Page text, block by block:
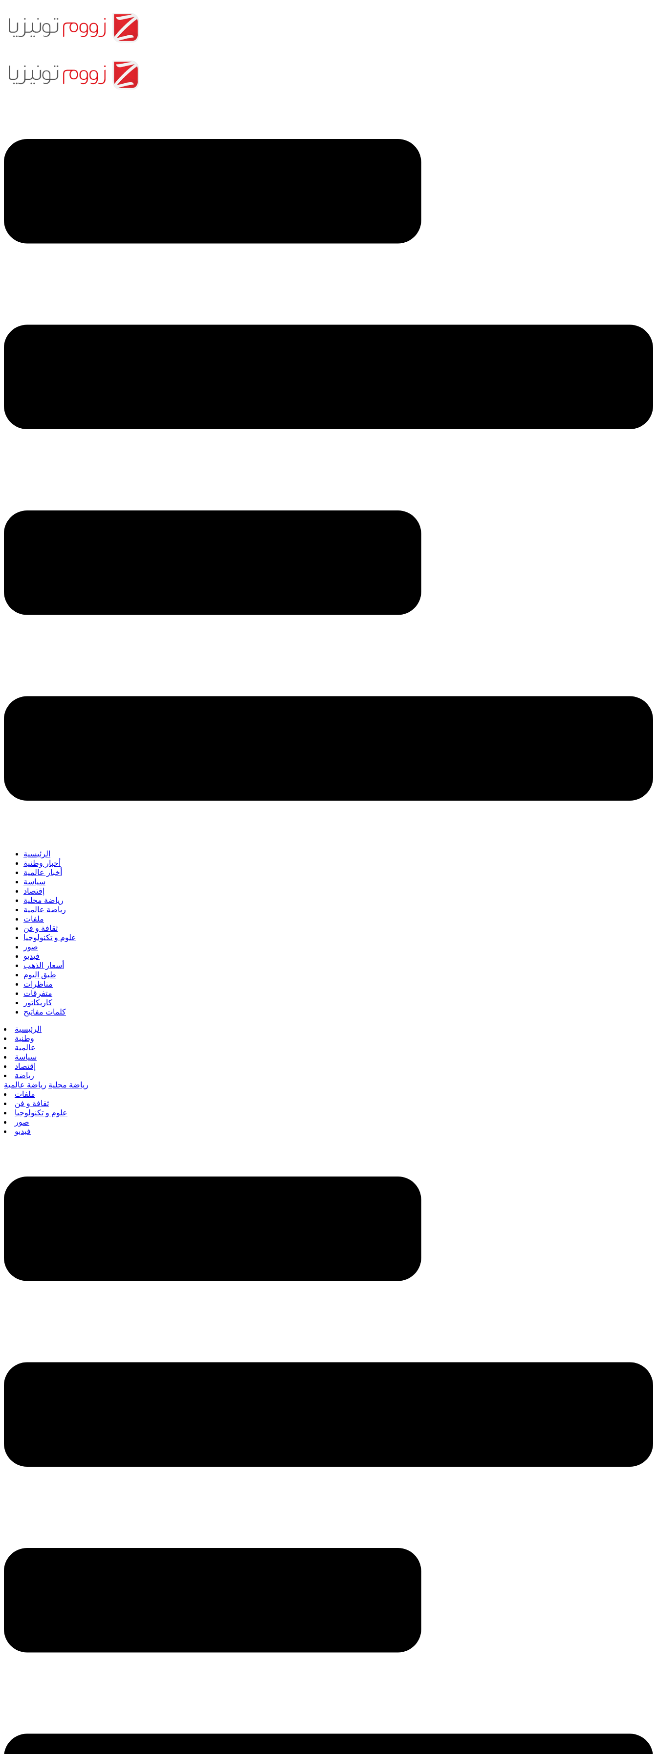
الرئيسية
أخبار وطنية
أخبار عالمية
سياسة
إقتصاد
رياضة محلية
رياضة عالمية
ملفات
ثقافة و فن
علوم و تكنولوجيا
صور
فيديو
أسعار الذهب
طبق اليوم
مناظرات
متفرقات
كاريكاتور
كلمات مفاتيح
الرئيسية
وطنية
عالمية
سياسة
إقتصاد
رياضة
رياضة محلية رياضة عالمية
ملفات
ثقافة و فن
علوم و تكنولوجيا
صور
فيديو